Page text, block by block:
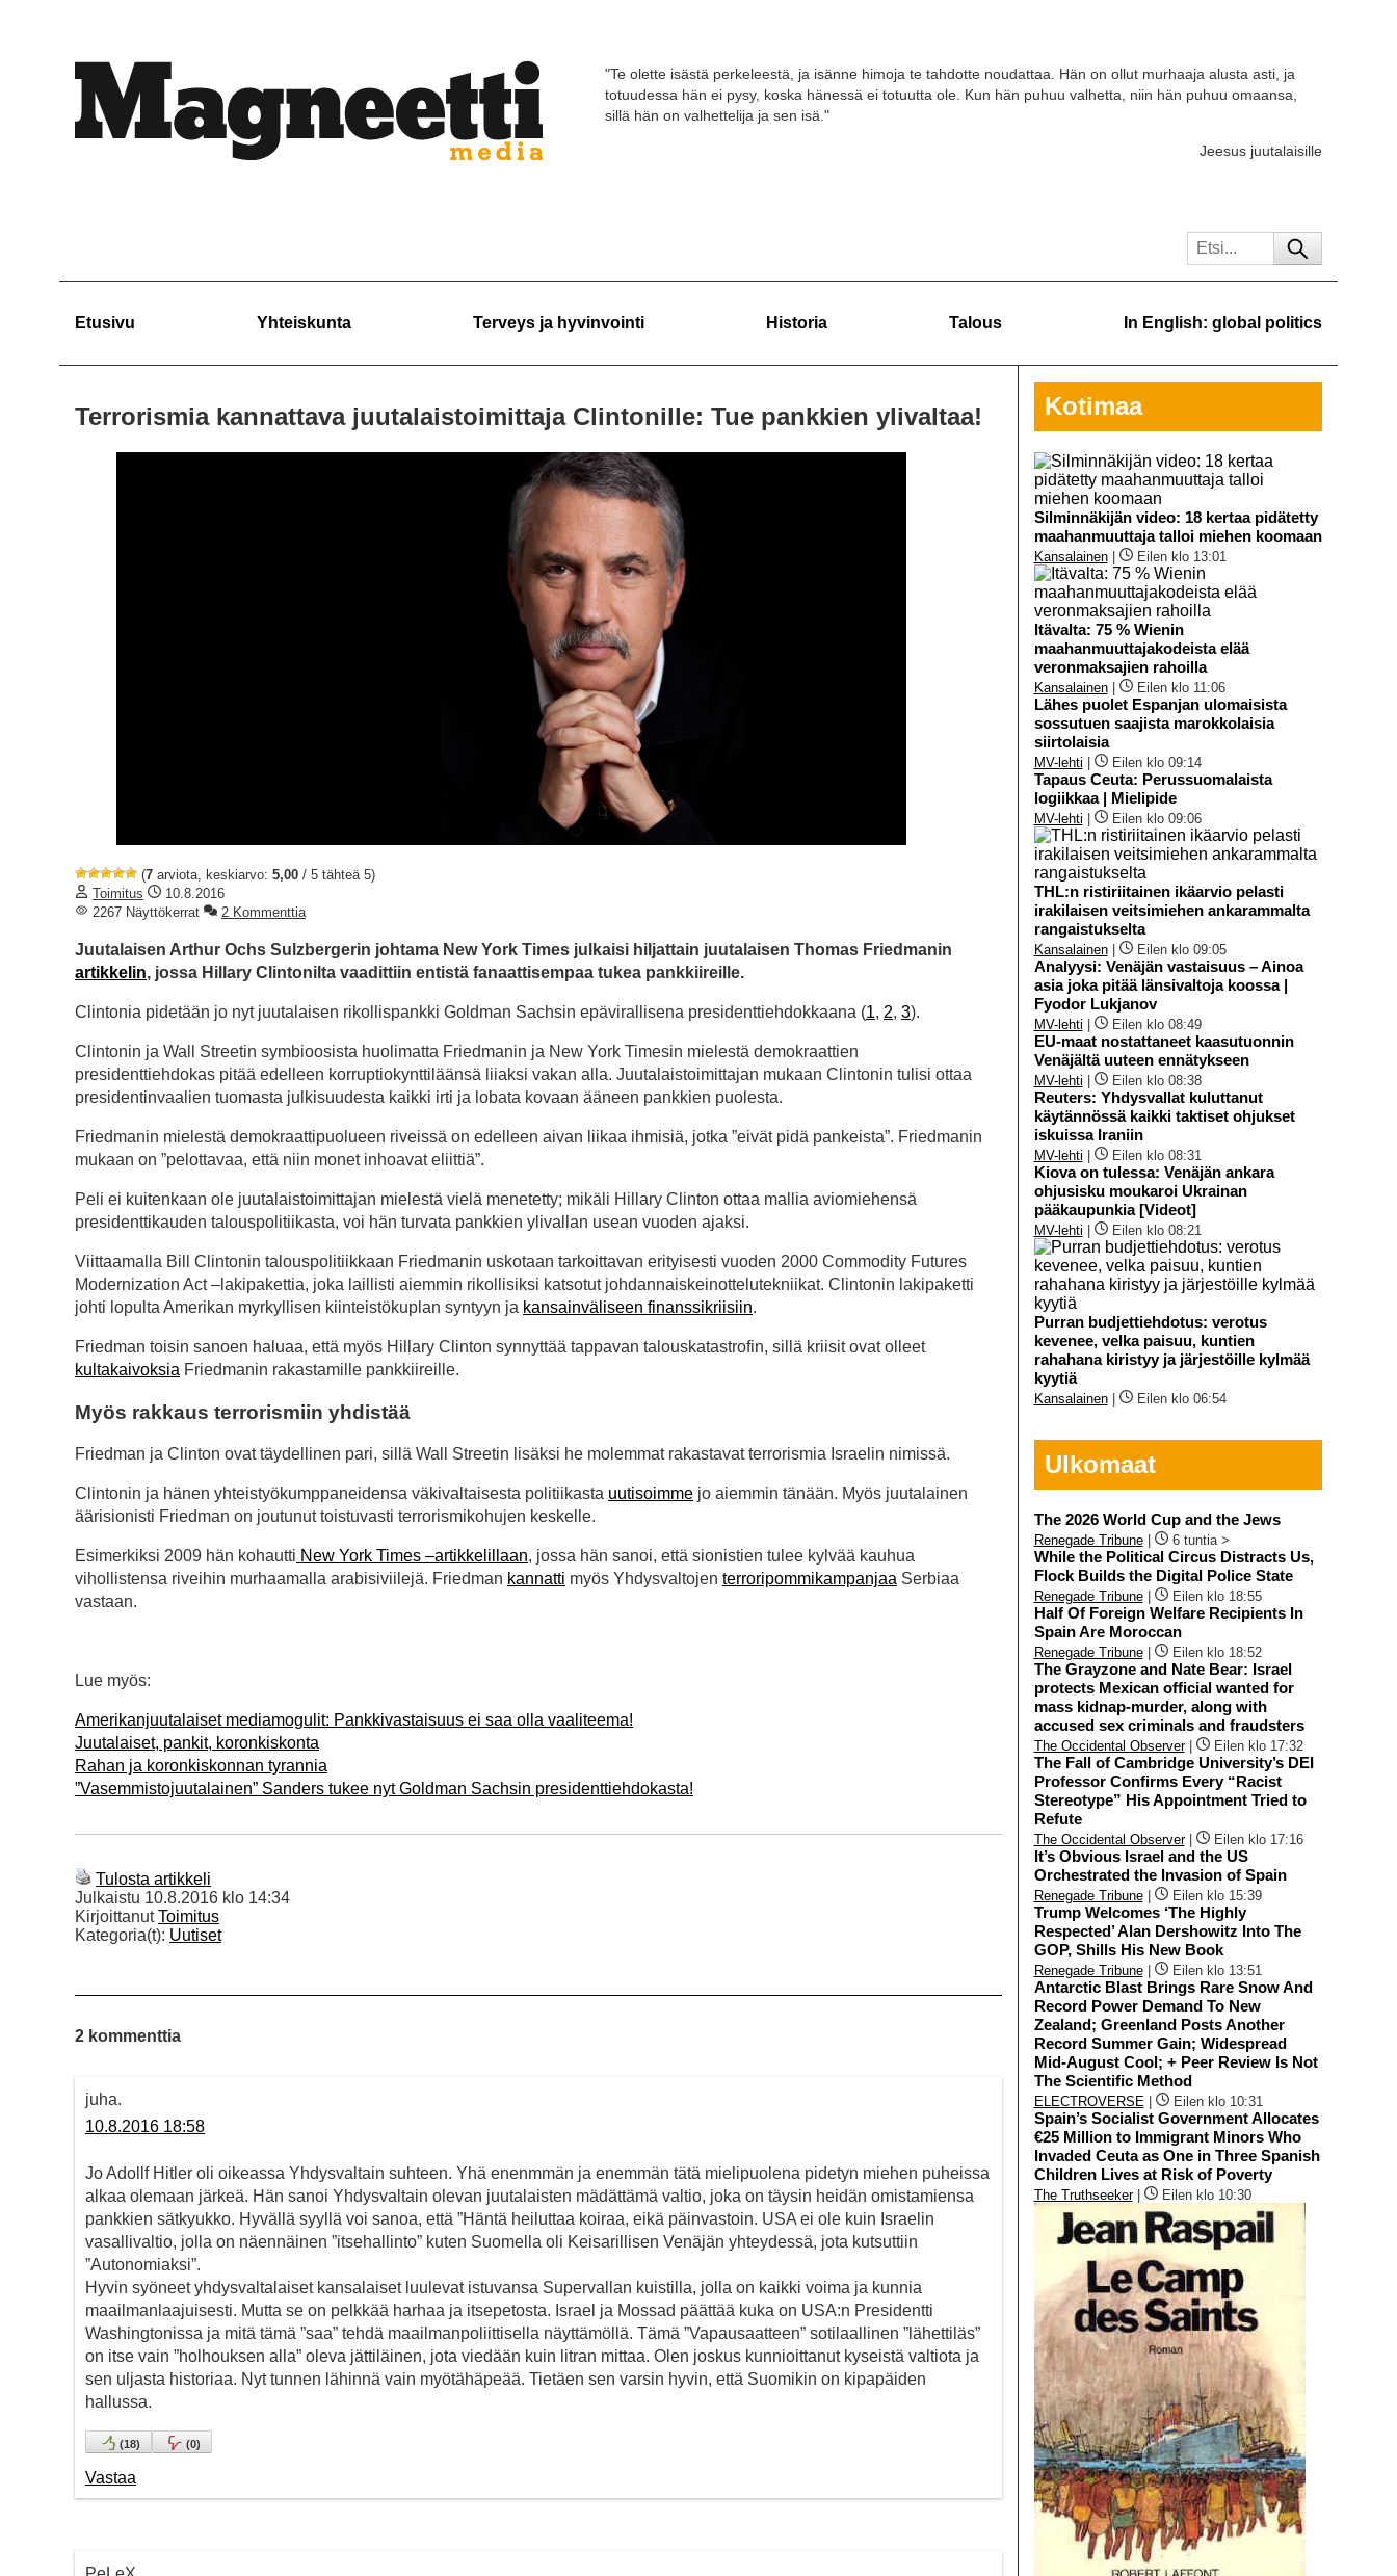
"Te olette isästä perkeleestä, ja isänne himoja te tahdotte noudattaa. Hän on ollut murhaaja alusta asti, ja
totuudessa hän ei pysy, koska hänessä ei totuutta ole. Kun hän puhuu valhetta, niin hän puhuu omaansa,
sillä hän on valhettelija ja sen isä."
Jeesus juutalaisille
Etusivu Yhteiskunta Terveys ja hyvinvointi Historia Talous In English: global politics
Terrorismia kannattava juutalaistoimittaja Clintonille: Tue pankkien ylivaltaa!
(7 arviota, keskiarvo: 5,00 / 5 tähteä 5)
Toimitus
10.8.2016
2267 Näyttökerrat
2 Kommenttia
Juutalaisen Arthur Ochs Sulzbergerin johtama New York Times julkaisi hiljattain juutalaisen Thomas Friedmanin
artikkelin, jossa Hillary Clintonilta vaadittiin entistä fanaattisempaa tukea pankkiireille.
Clintonia pidetään jo nyt juutalaisen rikollispankki Goldman Sachsin epävirallisena presidenttiehdokkaana (1, 2, 3).
Clintonin ja Wall Streetin symbioosista huolimatta Friedmanin ja New York Timesin mielestä demokraattien
presidenttiehdokas pitää edelleen korruptiokynttiläänsä liiaksi vakan alla. Juutalaistoimittajan mukaan Clintonin tulisi ottaa
presidentinvaalien tuomasta julkisuudesta kaikki irti ja lobata kovaan ääneen pankkien puolesta.
Friedmanin mielestä demokraattipuolueen riveissä on edelleen aivan liikaa ihmisiä, jotka ”eivät pidä pankeista”. Friedmanin
mukaan on ”pelottavaa, että niin monet inhoavat eliittiä”.
Peli ei kuitenkaan ole juutalaistoimittajan mielestä vielä menetetty; mikäli Hillary Clinton ottaa mallia aviomiehensä
presidenttikauden talouspolitiikasta, voi hän turvata pankkien ylivallan usean vuoden ajaksi.
Viittaamalla Bill Clintonin talouspolitiikkaan Friedmanin uskotaan tarkoittavan erityisesti vuoden 2000 Commodity Futures
Modernization Act –lakipakettia, joka laillisti aiemmin rikollisiksi katsotut johdannaiskeinottelutekniikat. Clintonin lakipaketti
johti lopulta Amerikan myrkyllisen kiinteistökuplan syntyyn ja kansainväliseen finanssikriisiin.
Friedman toisin sanoen haluaa, että myös Hillary Clinton synnyttää tappavan talouskatastrofin, sillä kriisit ovat olleet
kultakaivoksia Friedmanin rakastamille pankkiireille.
Myös rakkaus terrorismiin yhdistää
Friedman ja Clinton ovat täydellinen pari, sillä Wall Streetin lisäksi he molemmat rakastavat terrorismia Israelin nimissä.
Clintonin ja hänen yhteistyökumppaneidensa väkivaltaisesta politiikasta uutisoimme jo aiemmin tänään. Myös juutalainen
äärisionisti Friedman on joutunut toistuvasti terrorismikohujen keskelle.
Esimerkiksi 2009 hän kohautti New York Times –artikkelillaan, jossa hän sanoi, että sionistien tulee kylvää kauhua
vihollistensa riveihin murhaamalla arabisiviilejä. Friedman kannatti myös Yhdysvaltojen terroripommikampanjaa Serbiaa
vastaan.
Lue myös:
Amerikanjuutalaiset mediamogulit: Pankkivastaisuus ei saa olla vaaliteema!
Juutalaiset, pankit, koronkiskonta
Rahan ja koronkiskonnan tyrannia
”Vasemmistojuutalainen” Sanders tukee nyt Goldman Sachsin presidenttiehdokasta!
Tulosta artikkeli
Julkaistu 10.8.2016 klo 14:34
KirjoittanutToimitus
Kategoria(t): Uutiset
2 kommenttia
juha.
10.8.2016 18:58
Jo Adollf Hitler oli oikeassa Yhdysvaltain suhteen. Yhä enenmmän ja enemmän tätä mielipuolena pidetyn miehen puheissa
alkaa olemaan järkeä. Hän sanoi Yhdysvaltain olevan juutalaisten mädättämä valtio, joka on täysin heidän omistamiensa
pankkien sätkyukko. Hyvällä syyllä voi sanoa, että ”Häntä heiluttaa koiraa, eikä päinvastoin. USA ei ole kuin Israelin
vasallivaltio, jolla on näennäinen ”itsehallinto” kuten Suomella oli Keisarillisen Venäjän yhteydessä, jota kutsuttiin
”Autonomiaksi”.
Hyvin syöneet yhdysvaltalaiset kansalaiset luulevat istuvansa Supervallan kuistilla, jolla on kaikki voima ja kunnia
maailmanlaajuisesti. Mutta se on pelkkää harhaa ja itsepetosta. Israel ja Mossad päättää kuka on USA:n Presidentti
Washingtonissa ja mitä tämä ”saa” tehdä maailmanpoliittisella näyttämöllä. Tämä ”Vapausaatteen” sotilaallinen ”lähettiläs”
on itse vain ”holhouksen alla” oleva jättiläinen, jota viedään kuin litran mittaa. Olen joskus kunnioittanut kyseistä valtiota ja
sen uljasta historiaa. Nyt tunnen lähinnä vain myötähäpeää. Tietäen sen varsin hyvin, että Suomikin on kipapäiden
hallussa.
(18) (0)
Vastaa
Kotimaa
Silminnäkijän video: 18 kertaa pidätetty
maahanmuuttaja talloi miehen koomaan
Kansalainen| Eilen klo 13:01
Itävalta: 75 % Wienin
maahanmuuttajakodeista elää
veronmaksajien rahoilla
Kansalainen| Eilen klo 11:06
Lähes puolet Espanjan ulomaisista
sossutuen saajista marokkolaisia
siirtolaisia
MV-lehti Eilen klo 09:14
Tapaus Ceuta: Perussuomalaista
logiikkaa | Mielipide
MV-lehti Eilen klo 09:06
THL:n ristiriitainen ikäarvio pelasti
irakilaisen veitsimiehen ankarammalta
rangaistukselta
Kansalainen| Eilen klo 09:05
Analyysi: Venäjän vastaisuus – Ainoa
asia joka pitää länsivaltoja koossa |
Fyodor Lukjanov
MV-lehti Eilen klo 08:49
EU-maat nostattaneet kaasutuonnin
Venäjältä uuteen ennätykseen
MV-lehti Eilen klo 08:38
Reuters: Yhdysvallat kuluttanut
käytännössä kaikki taktiset ohjukset
iskuissa Iraniin
MV-lehti Eilen klo 08:31
Kiova on tulessa: Venäjän ankara
ohjusisku moukaroi Ukrainan
pääkaupunkia [Videot]
MV-lehti Eilen klo 08:21
Purran budjettiehdotus: verotus
kevenee, velka paisuu, kuntien
rahahana kiristyy ja järjestöille kylmää
kyytiä
Kansalainen| Eilen klo 06:54
Ulkomaat
The 2026 World Cup and the Jews
Renegade Tribune| 6 tuntia >
While the Political Circus Distracts Us,
Flock Builds the Digital Police State
Renegade Tribune| Eilen klo 18:55
Half Of Foreign Welfare Recipients In
Spain Are Moroccan
Renegade Tribune| Eilen klo 18:52
The Grayzone and Nate Bear: Israel
protects Mexican official wanted for
mass kidnap-murder, along with
accused sex criminals and fraudsters
The Occidental Observer| Eilen klo 17:32
The Fall of Cambridge University’s DEI
Professor Confirms Every “Racist
Stereotype” His Appointment Tried to
Refute
The Occidental Observer| Eilen klo 17:16
It’s Obvious Israel and the US
Orchestrated the Invasion of Spain
Renegade Tribune| Eilen klo 15:39
Trump Welcomes ‘The Highly
Respected’ Alan Dershowitz Into The
GOP, Shills His New Book
Renegade Tribune| Eilen klo 13:51
Antarctic Blast Brings Rare Snow And
Record Power Demand To New
Zealand; Greenland Posts Another
Record Summer Gain; Widespread
Mid-August Cool; + Peer Review Is Not
The Scientific Method
ELECTROVERSE Eilen klo 10:31
Spain’s Socialist Government Allocates
€25 Million to Immigrant Minors Who
Invaded Ceuta as One in Three Spanish
Children Lives at Risk of Poverty
The Truthseeker| Eilen klo 10:30